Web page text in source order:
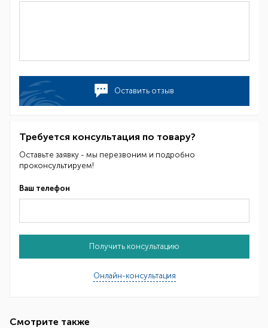
Оставить отзыв
Требуется консультация по товару?
Оставьте заявку - мы перезвоним и подробно
проконсультируем!
Ваш телефон
Получить консультацию
Онлайн-консультация
Смотрите также